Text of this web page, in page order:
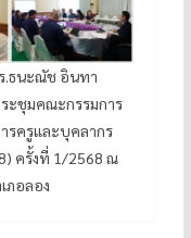
.ธนะณัช อินทา
ะชุมคณะกรรมการ
ารครูและบุคลากร
ครั้งที่ 1/2568 ณ
ภอลอง